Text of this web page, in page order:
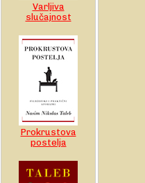
Varljiva
slučajnost
Prokrustova
postelja